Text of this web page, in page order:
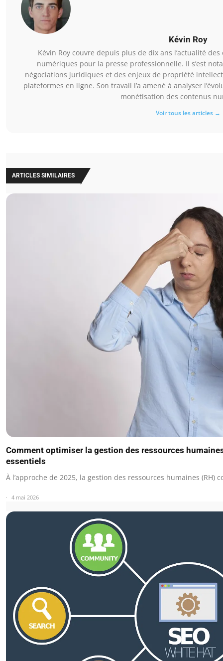
Kévin Roy
Kévin Roy couvre depuis plus de dix ans l’actualité
numériques pour la presse professionnelle. Il s’est
négociations juridiques et des enjeux de propriété
plateformes en ligne. Son travail l’a amené à analyser
monétisation des contenus
Voir tous les articles →
ARTICLES SIMILAIRES
Comment optimiser la gestion des ressources
essentiels
À l’approche de 2025, la gestion des ressources humaines (RH)
4 mai 2026